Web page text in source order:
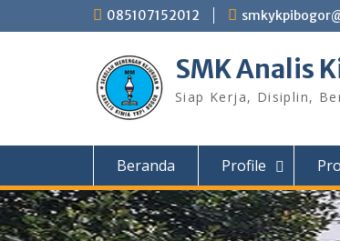
to
085107152012
SMK Analis
Siap Kerja, Disiplin,
Beranda Profile